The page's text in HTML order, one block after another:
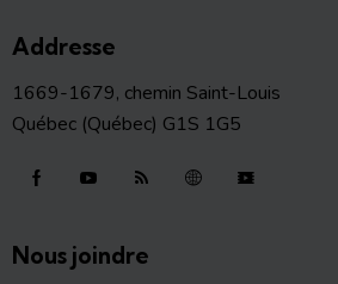
Addresse
1669-1679, chemin Saint-Louis
Québec (Québec) G1S 1G5
Nous joindre